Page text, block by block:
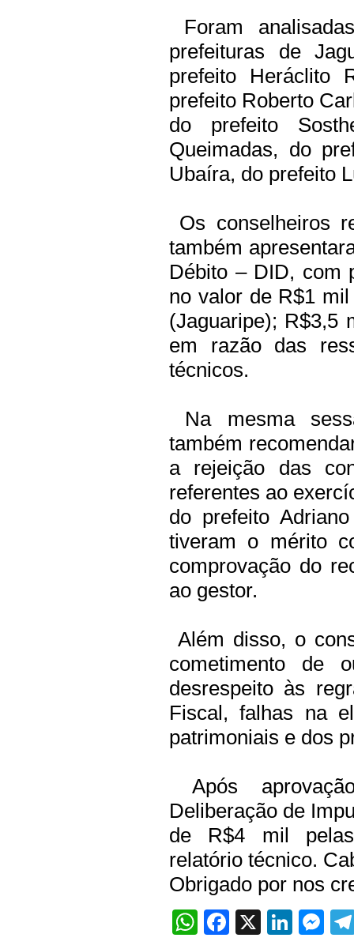
Foram
prefeituras de
prefeito Heráclito
prefeito Roberto
do prefeito
Queimadas, do
Ubaíra, do prefeito
Os conselheiros
também
Débito – DID, com
no valor de R$1
(Jaguaripe); R$3,5
em razão das
técnicos.
Na mesma
também
a rejeição das
referentes ao
do prefeito
tiveram o mérito
comprovação do
ao gestor.
Além disso, o
cometimento de
desrespeito às
Fiscal, falhas na
patrimoniais e dos
Após
Deliberação de
de R$4 mil pelas
relatório técnico.
Obrigado por nos
WhatsApp
Facebook
X